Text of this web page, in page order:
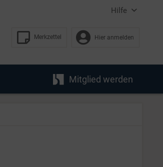
Hilfe
Merkzettel Hier anmelden
Mitglied werden